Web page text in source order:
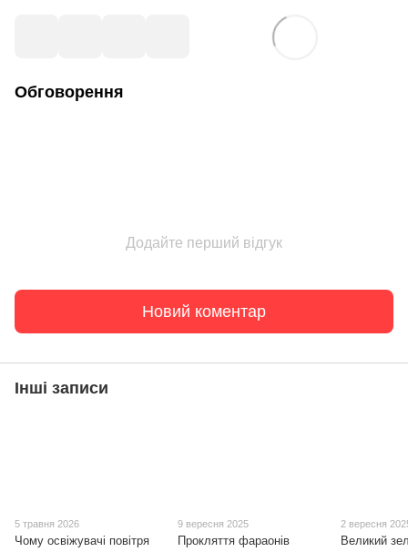
Обговорення
Додайте перший відгук
Новий коментар
Інші записи
5 травня 2026
Чому освіжувачі повітря
9 вересня 2025
Прокляття фараонів
2 вересня
Великий